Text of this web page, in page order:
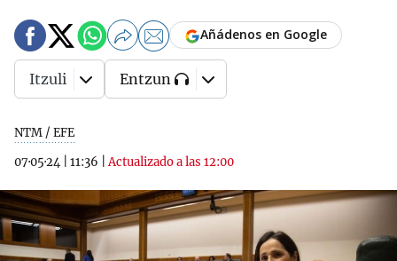
NTM / EFE
07·05·24
11:36 |Actualizado a las 12:00
Añádenos en Google
Itzuli Entzun